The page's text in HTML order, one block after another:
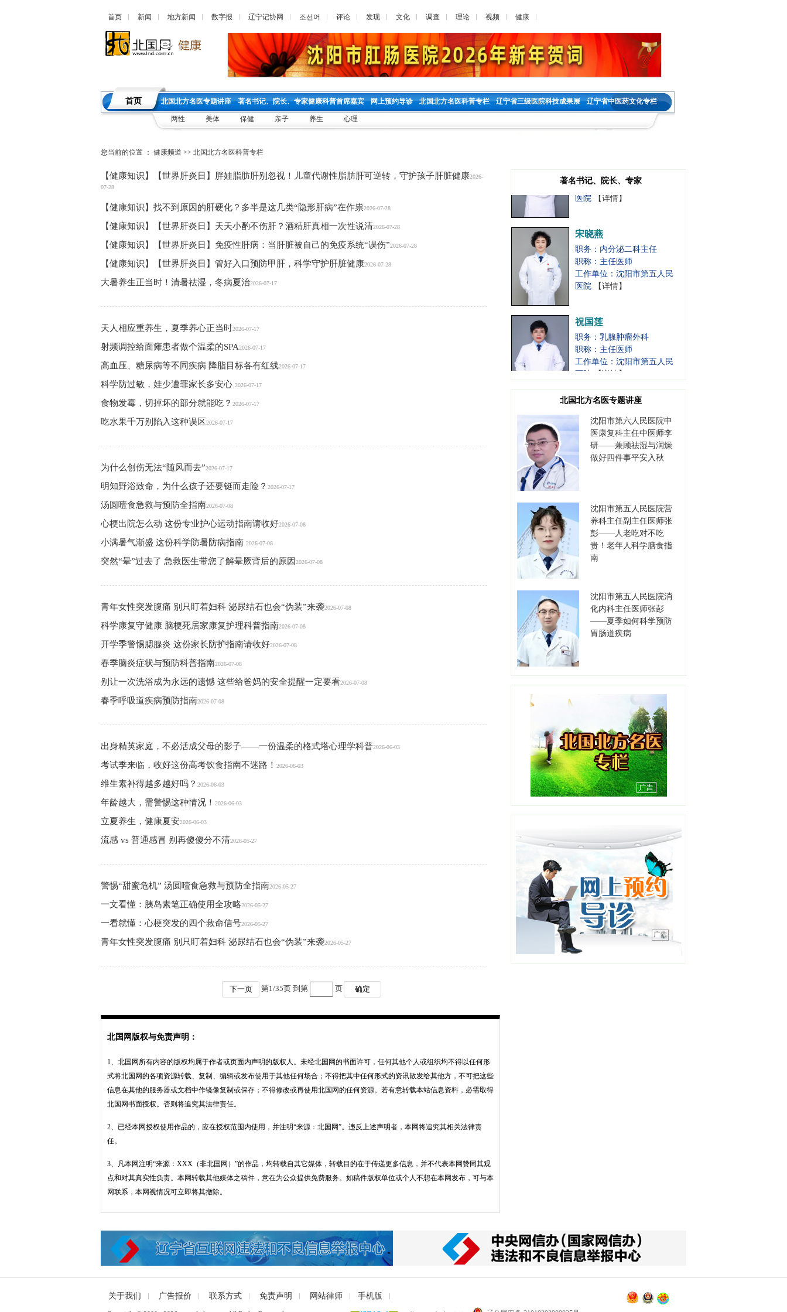
首页 新闻 地方新闻 数字报 辽宁记协网 조선어 评论 发现 文化 调查 理论 视频 健康
首页 北国北方名医专题讲座 著名书记、院长、专家健康科普首席嘉宾 网上预约导诊 北国北方名医科普专栏 辽宁省三级医院科技成果展 辽宁省中医药文化专栏
两性 美体 保健 亲子 养生 心理
您当前的位置 ： 健康频道 >> 北国北方名医科普专栏
【健康知识】【世界肝炎日】胖娃脂肪肝别忽视！儿童代谢性脂肪肝可逆转，守护孩子肝脏健康2026-
07-28
【健康知识】找不到原因的肝硬化？多半是这几类“隐形肝病”在作祟2026-07-28
【健康知识】【世界肝炎日】天天小酌不伤肝？酒精肝真相一次性说清2026-07-28
【健康知识】【世界肝炎日】免疫性肝病：当肝脏被自己的免疫系统“误伤”2026-07-28
【健康知识】【世界肝炎日】管好入口预防甲肝，科学守护肝脏健康2026-07-28
大暑养生正当时！清暑祛湿，冬病夏治2026-07-17
天人相应重养生，夏季养心正当时2026-07-17
射频调控给面瘫患者做个温柔的SPA2026-07-17
高血压、糖尿病等不同疾病 降脂目标各有红线2026-07-17
科学防过敏，娃少遭罪家长多安心 2026-07-17
食物发霉，切掉坏的部分就能吃？ 2026-07-17
吃水果千万别陷入这种误区2026-07-17
为什么创伤无法“随风而去”2026-07-17
明知野浴致命，为什么孩子还要铤而走险？ 2026-07-17
汤圆噎食急救与预防全指南2026-07-08
心梗出院怎么动 这份专业护心运动指南请收好2026-07-08
小满暑气渐盛 这份科学防暑防病指南 2026-07-08
突然“晕”过去了 急救医生带您了解晕厥背后的原因 2026-07-08
青年女性突发腹痛 别只盯着妇科 泌尿结石也会“伪装”来袭2026-07-08
科学康复守健康 脑梗死居家康复护理科普指南2026-07-08
开学季警惕腮腺炎 这份家长防护指南请收好2026-07-08
春季脑炎症状与预防科普指南2026-07-08
别让一次洗浴成为永远的遗憾 这些给爸妈的安全提醒一定要看2026-07-08
春季呼吸道疾病预防指南2026-07-08
出身精英家庭，不必活成父母的影子——一份温柔的格式塔心理学科普2026-06-03
考试季来临，收好这份高考饮食指南不迷路！ 2026-06-03
维生素补得越多越好吗？ 2026-06-03
年龄越大，需警惕这种情况！ 2026-06-03
立夏养生，健康夏安2026-06-03
流感 vs 普通感冒 别再傻傻分不清2026-05-27
警惕“甜蜜危机” 汤圆噎食急救与预防全指南2026-05-27
一文看懂：胰岛素笔正确使用全攻略2026-05-27
一看就懂：心梗突发的四个救命信号2026-05-27
青年女性突发腹痛 别只盯着妇科 泌尿结石也会“伪装”来袭2026-05-27
下一页 第1/35页 到第 页 确定
北国网版权与免责声明：
1、北国网所有内容的版权均属于作者或页面内声明的版权人。未经北国网的书面许可，任何其他个人或组织均不得以任何形
式将北国网的各项资源转载、复制、编辑或发布使用于其他任何场合；不得把其中任何形式的资讯散发给其他方，不可把这些
信息在其他的服务器或文档中作镜像复制或保存；不得修改或再使用北国网的任何资源。若有意转载本站信息资料，必需取得
北国网书面授权。否则将追究其法律责任。
2、已经本网授权使用作品的，应在授权范围内使用，并注明“来源：北国网”。违反上述声明者，本网将追究其相关法律责
任。
3、凡本网注明“来源：XXX（非北国网）”的作品，均转载自其它媒体，转载目的在于传递更多信息，并不代表本网赞同其观
点和对其真实性负责。本网转载其他媒体之稿件，意在为公众提供免费服务。如稿件版权单位或个人不想在本网发布，可与本
网联系，本网视情况可立即将其撤除。
著名书记、院长、专家
肖家雯
职务：肿瘤内二科主任
职称：主任医师
医院【详情】
工作单位：沈阳市第五人民
医院【详情】
职务：内分泌二科主任
职称：主任医师
工作单位：沈阳市第五人民
医院【详情】
职务：乳腺肿瘤外科
职称：主任医师
工作单位：沈阳市第五人民
医院【详情】
吕靖
职务：肿瘤内科一主任
职称：主任医师
工作单位：沈阳市第五人民
医院【详情】
职务：甲状腺肝胆肿瘤外科
主任
职称：主任医师
工作单位：沈阳市第五人民
医院【详情】
张烈
职务：胃肠肿瘤外科主任
职称：主任医师
工作单位：沈阳市第五人民
医院
【详情】
李保军
职务：书记
高德江
职务：书记
职称：主任医师
工作单位：沈阳市安宁医院
职务：耳鼻咽喉-睡眠医学中
职称：副主任医师
工作单位：盛京医院滑翔院
区【详情】
彭春晖
职务：苏家屯分中心站长
职称：主任医师
工作单位：沈阳急救中心
属第四医院【详情】
刘金钢
职务：普通外科主任
职称：主任医师
北国北方名医专题讲座
沈阳市第六人民医院中
医康复科主任中医师李
研——兼顾祛湿与润燥
做好四件事平安入秋
沈阳市第五人民医院营
养科主任副主任医师张
彭——人老吃对不吃
贵！老年人科学膳食指
南
沈阳市第五人民医院消
化内科主任医师张彭
——夏季如何科学预防
胃肠道疾病
广告
关于我们 广告报价 联系方式 免责声明 网站律师 手机版